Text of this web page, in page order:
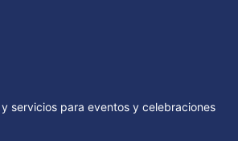
servicios para eventos y celebraciones